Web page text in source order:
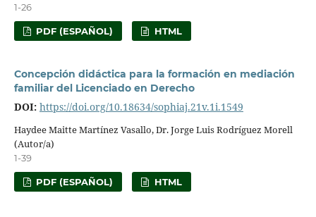
1-26
PDF (ESPAÑOL) HTML
Concepción didáctica para la formación en mediación
familiar del Licenciado en Derecho
DOI: https://doi.org/10.18634/sophiaj.21v.1i.1549
Haydee Maitte Martínez Vasallo, Dr. Jorge Luis Rodríguez Morell
(Autor/a)
1-39
PDF (ESPAÑOL) HTML